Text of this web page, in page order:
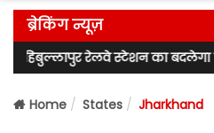
ब्रेकिंग न्यूज़
रेलवे स्टेशन का बदलेगा नाम!
Home States Jharkhand